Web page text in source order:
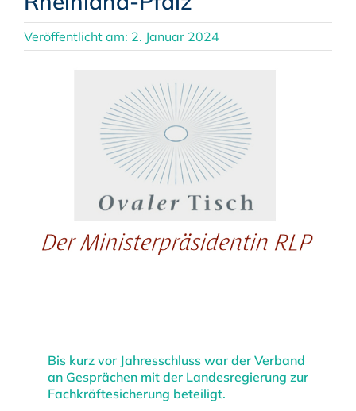
Veröffentlicht am: 2. Januar 2024
Bis kurz vor Jahresschluss war der Verband
an Gesprächen mit der Landesregierung zur
Fachkräftesicherung beteiligt.